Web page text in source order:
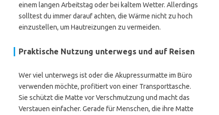
einem langen Arbeitstag oder bei kaltem Wetter. Allerdings
solltest du immer darauf achten, die Wärme nicht zu hoch
einzustellen, um Hautreizungen zu vermeiden.
Praktische Nutzung unterwegs und auf Reisen
Wer viel unterwegs ist oder die Akupressurmatte im Büro
verwenden möchte, profitiert von einer Transporttasche.
Sie schützt die Matte vor Verschmutzung und macht das
Verstauen einfacher. Gerade für Menschen, die ihre Matte